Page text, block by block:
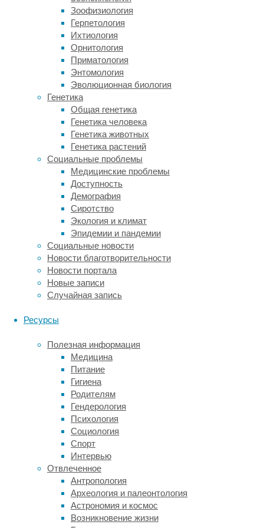
Зоофизиология
Герпетология
Ихтиология
Орнитология
Приматология
Энтомология
Эволюционная биология
Генетика
Общая генетика
Генетика человека
Генетика животных
Генетика растений
Социальные проблемы
Медицинские проблемы
Доступность
Демография
Сиротство
Экология и климат
Эпидемии и пандемии
Социальные новости
Новости благотворительности
Новости портала
Новые записи
Случайная запись
Ресурсы
Полезная информация
Медицина
Питание
Гигиена
Родителям
Гендерология
Психология
Социология
Спорт
Интервью
Отвлеченное
Антропология
Археология и палеонтология
Астрономия и космос
Возникновение жизни
свыше
2000
километров
31/07/2026,
18:00
31/07/2026
животные,
зоология
миграция,
экология
Один
из
самых
скрытных
хищников
планеты
совершил
путешествие,
которое
раньше
для
этого
вида
маловероятным.
ягуар
прошел
через
леса,
фермы
дороги
южной
части
Амазонии,
преодолев
общей
сложности
расстояние,